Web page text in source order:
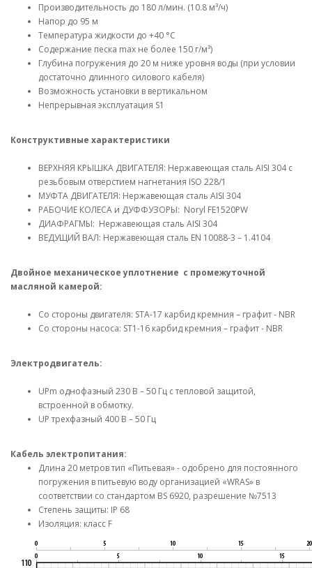
Производительность до 180 л/мин. (10.8 м³/ч)
Напор до 95 м
Температура жидкости до +40 °C
Содержание песка max не более 150 г/м³)
Глубина погружения до 20 м ниже уровня воды (при условии
достаточно длинного силового кабеля)
Возможность установки в вертикальном
Непрерывная эксплуатация S1
Конструктивные характеристики
ВЕРХНЯЯ КРЫШКА ДВИГАТЕЛЯ: Нержавеющая сталь AISI 304 с
резьбовым отверстием нагнетания ISO 228/1
МУФТА ДВИГАТЕЛЯ: Нержавеющая сталь AISI 304
РАБОЧИЕ КОЛЕСА и ДУФФУЗОРЫ: Noryl FE1520PW
ДИАФРАГМЫ: Нержавеющая сталь AISI 304
ВЕДУЩИЙ ВАЛ: Нержавеющая сталь EN 10088-3 – 1.4104
Двойное механическое уплотнение с промежуточной
масляной камерой:
Со стороны двигателя: STA-17 карбид кремния – графит - NBR
Со стороны насоса: ST1-16 карбид кремния – графит - NBR
Электродвигатель:
UPm однофазный 230 В – 50 Гц с тепловой защитой,
встроенной в обмотку.
UP трехфазный 400 В – 50 Гц
Кабель электропитания:
Длина 20 метров тип «Питьевая» - одобрено для постоянного
погружения в питьевую воду организацией «WRAS» в
соответствии со стандартом BS 6920, разрешение №7513
Степень защиты: IP 68
Изоляция: класс F